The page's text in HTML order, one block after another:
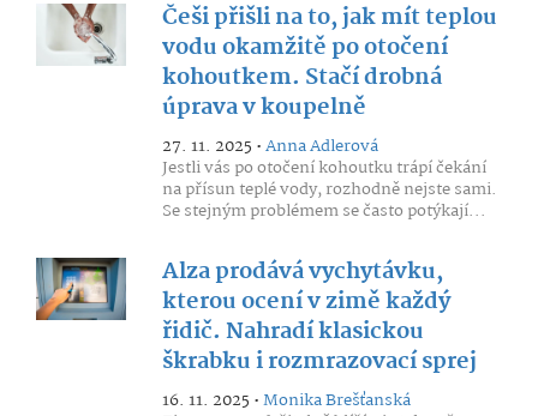
Češi přišli na to, jak mít teplou
vodu okamžitě po otočení
kohoutkem. Stačí drobná
úprava v koupelně
27. 11. 2025 •Anna Adlerová
Jestli vás po otočení kohoutku trápí čekání
na přísun teplé vody, rozhodně nejste sami.
Se stejným problémem se často potýkají...
Alza prodává vychytávku,
kterou ocení v zimě každý
řidič. Nahradí klasickou
škrabku i rozmrazovací sprej
16. 11. 2025 •Monika Brešťanská